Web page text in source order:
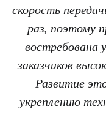
скорость
раз, поэтому
востребована
заказчиков
Развитие
укреплению